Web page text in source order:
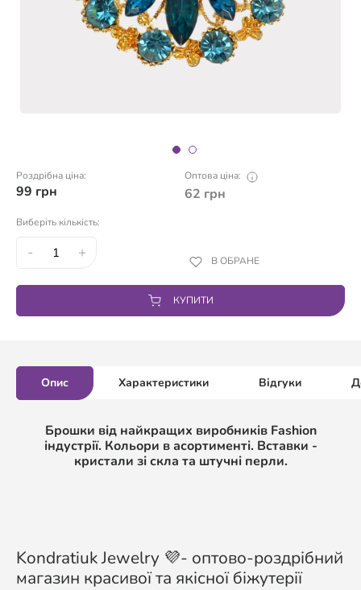
Роздрібна ціна:
99 грн
Оптова ціна:
62 грн
Виберіть кількість:
- + В ОБРАНЕ
КУПИТИ
Опис Характеристики Відгуки
Брошки від найкращих виробників Fashion
індустрії. Кольори в асортименті. Вставки -
кристали зі скла та штучні перли.
Kondratiuk Jewelry 💜- оптово-роздрібний
магазин красивої та якісної біжутерії